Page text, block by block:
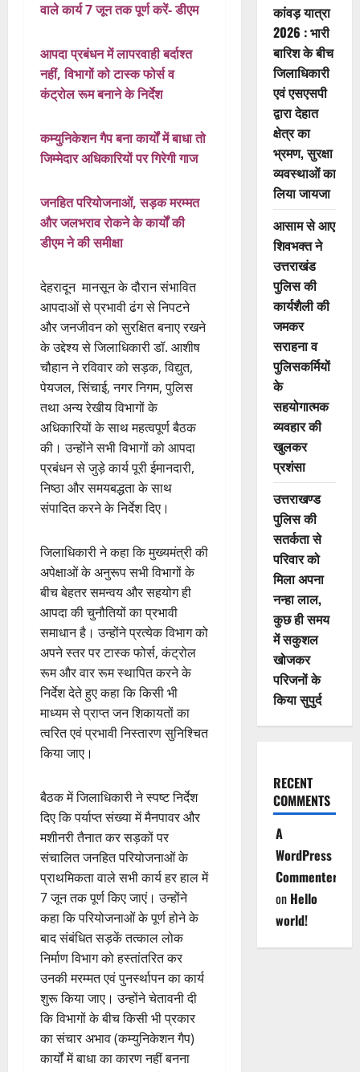
वाले कार्य 7 जून तक पूर्ण करें- डीएम
आपदा प्रबंधन में लापरवाही बर्दाश्त
नहीं, विभागों को टास्क फोर्स व
कंट्रोल रूम बनाने के निर्देश
कम्युनिकेशन गैप बना कार्यों में बाधा तो
जिम्मेदार अधिकारियों पर गिरेगी गाज
जनहित परियोजनाओं, सड़क मरम्मत
और जलभराव रोकने के कार्यों की
डीएम ने की समीक्षा
देहरादून मानसून के दौरान संभावित
आपदाओं से प्रभावी ढंग से निपटने
और जनजीवन को सुरक्षित बनाए रखने
के उद्देश्य से जिलाधिकारी डॉ. आशीष
चौहान ने रविवार को सड़क, विद्युत,
पेयजल, सिंचाई, नगर निगम, पुलिस
तथा अन्य रेखीय विभागों के
अधिकारियों के साथ महत्वपूर्ण बैठक
की। उन्होंने सभी विभागों को आपदा
प्रबंधन से जुड़े कार्य पूरी ईमानदारी,
निष्ठा और समयबद्धता के साथ
संपादित करने के निर्देश दिए।
जिलाधिकारी ने कहा कि मुख्यमंत्री की
अपेक्षाओं के अनुरूप सभी विभागों के
बीच बेहतर समन्वय और सहयोग ही
आपदा की चुनौतियों का प्रभावी
समाधान है। उन्होंने प्रत्येक विभाग को
अपने स्तर पर टास्क फोर्स, कंट्रोल
रूम और वार रूम स्थापित करने के
निर्देश देते हुए कहा कि किसी भी
माध्यम से प्राप्त जन शिकायतों का
त्वरित एवं प्रभावी निस्तारण सुनिश्चित
किया जाए।
बैठक में जिलाधिकारी ने स्पष्ट निर्देश
दिए कि पर्याप्त संख्या में मैनपावर और
मशीनरी तैनात कर सड़कों पर
संचालित जनहित परियोजनाओं के
प्राथमिकता वाले सभी कार्य हर हाल में
7 जून तक पूर्ण किए जाएं। उन्होंने
कहा कि परियोजनाओं के पूर्ण होने के
बाद संबंधित सड़कें तत्काल लोक
निर्माण विभाग को हस्तांतरित कर
उनकी मरम्मत एवं पुनर्स्थापन का कार्य
शुरू किया जाए। उन्होंने चेतावनी दी
कि विभागों के बीच किसी भी प्रकार
का संचार अभाव (कम्युनिकेशन गैप)
कार्यों में बाधा का कारण नहीं बनना
कांवड़ यात्रा
2026 : भारी
बारिश के बीच
जिलाधिकारी
एवं एसएसपी
द्वारा देहात
क्षेत्र का
भ्रमण, सुरक्षा
व्यवस्थाओं का
लिया जायजा
आसाम से आए
शिवभक्त ने
उत्तराखंड
पुलिस की
कार्यशैली की
जमकर
सराहना व
पुलिसकर्मियों
के
सहयोगात्मक
व्यवहार की
खुलकर
प्रशंसा
उत्तराखण्ड
पुलिस की
सतर्कता से
परिवार को
मिला अपना
नन्हा लाल,
कुछ ही समय
में सकुशल
खोजकर
परिजनों के
किया सुपुर्द
RECENT
COMMENTS
A
WordPress
Commenter
on Hello
world!